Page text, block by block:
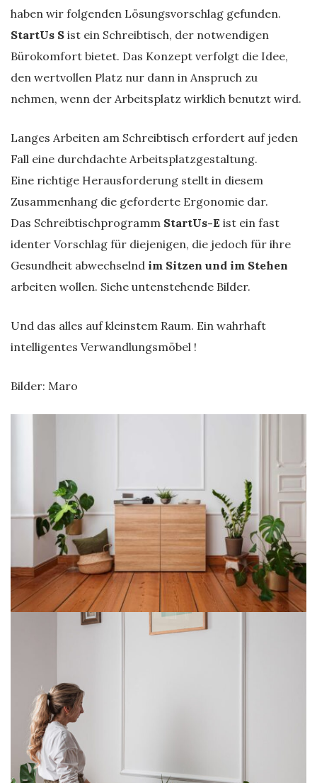
haben wir folgenden Lösungsvorschlag gefunden.
StartUs S ist ein Schreibtisch, der notwendigen
Bürokomfort bietet. Das Konzept verfolgt die Idee,
den wertvollen Platz nur dann in Anspruch zu
nehmen, wenn der Arbeitsplatz wirklich benutzt wird.
Langes Arbeiten am Schreibtisch erfordert auf jeden
Fall eine durchdachte Arbeitsplatzgestaltung.
Eine richtige Herausforderung stellt in diesem
Zusammenhang die geforderte Ergonomie dar.
Das Schreibtischprogramm StartUs-E ist ein fast
identer Vorschlag für diejenigen, die jedoch für ihre
Gesundheit abwechselnd im Sitzen und im Stehen
arbeiten wollen. Siehe untenstehende Bilder.
Und das alles auf kleinstem Raum. Ein wahrhaft
intelligentes Verwandlungsmöbel !
Bilder: Maro